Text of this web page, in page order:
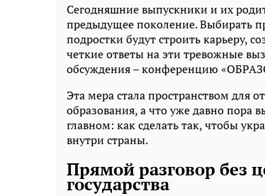
Сегодняшние выпускники и их
предыдущее поколение. Выбирать
подростки будут строить карьеру,
четкие ответы на эти тревожные
обсуждения – конференцию
Эта мера стала пространством для
образования, а что уже давно пора
главном: как сделать так, чтобы
внутри страны.
Прямой разговор без
государства